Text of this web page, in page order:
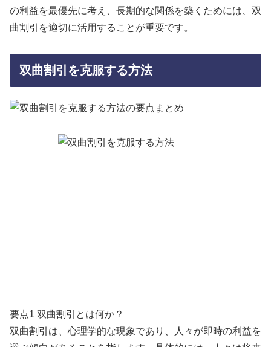
の利益を最優先に考え、長期的な関係を築くためには、双
曲割引を適切に活用することが重要です。
双曲割引を克服する方法
要点1 双曲割引とは何か？
双曲割引は、心理学的な現象であり、人々が即時の利益を